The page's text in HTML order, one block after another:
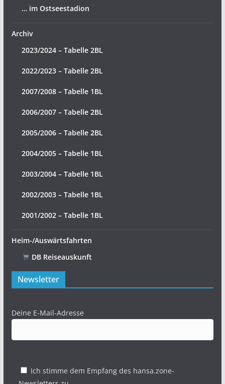
… im Ostseestadion
Archiv
2023/2024 – Tabelle 2BL
2022/2023 – Tabelle 2BL
2007/2008 – Tabelle 1BL
2006/2007 – Tabelle 2BL
2005/2006 – Tabelle 2BL
2004/2005 – Tabelle 1BL
2003/2004 – Tabelle 1BL
2002/2003 – Tabelle 1BL
2001/2002 – Tabelle 1BL
Heim-/Auswärtsfahrten
DB Reiseauskunft
Newsletter
Deine E-Mail-Adresse
Ich stimme dem Empfang des hansa.zone-